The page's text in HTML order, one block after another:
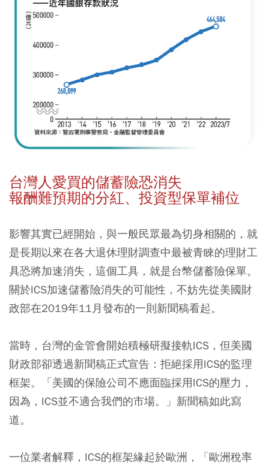
台灣人愛買的儲蓄險恐消失
報酬難預期的分紅、投資型保單補位
影響其實已經開始，與一般民眾最為切身相關的，就
是長期以來在各大退休理財調查中最被青睞的理財工
具恐將加速消失，這個工具，就是台幣儲蓄險保單。
關於ICS加速儲蓄險消失的可能性，不妨先從美國財
政部在2019年11月發布的一則新聞稿看起。
當時，台灣的金管會開始積極研擬接軌ICS，但美國
財政部卻透過新聞稿正式宣告：拒絕採用ICS的監理
框架。「美國的保險公司不應面臨採用ICS的壓力，
因為，ICS並不適合我們的市場。」新聞稿如此寫
道。
一位業者解釋，ICS的框架緣起於歐洲，「歐洲稅率